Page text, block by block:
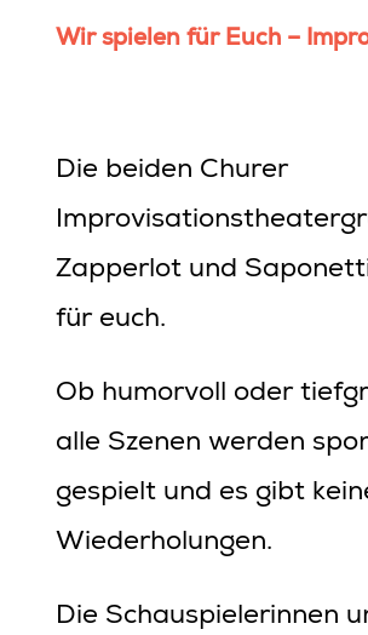
Wir spielen für Euch –
Die beiden Churer
Zapperlot und
für euch.
Ob humorvoll oder
alle Szenen werden
gespielt und es gibt
Wiederholungen.
Die Schauspielerinnen